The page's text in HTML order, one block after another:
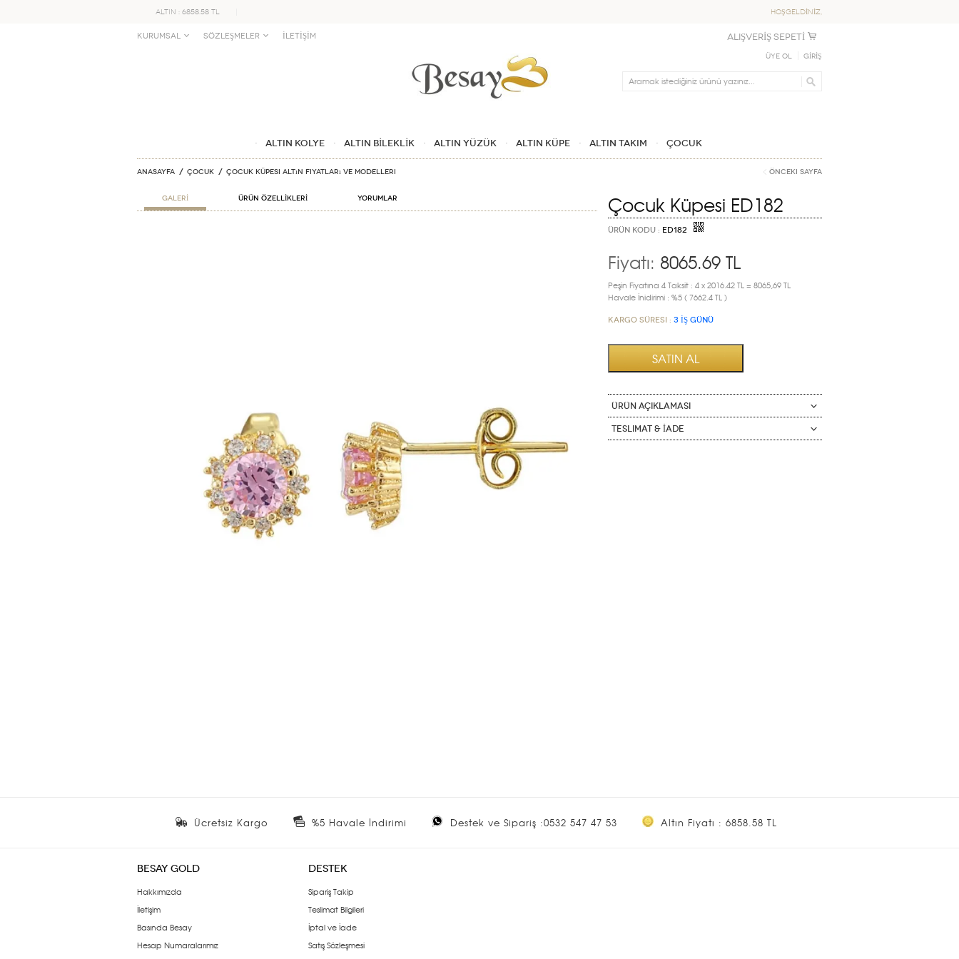
ALTIN : 6858.58 TL HOŞGELDİNİZ,
KURUMSAL SÖZLEŞMELER İLETİŞİM ALIŞVERİŞ SEPETİ
Üye Ol GİRİŞ
Ara
ALTIN KOLYE ALTIN BİLEKLİK ALTIN YÜZÜK ALTIN KÜPE ALTIN TAKIM ÇOCUK
Anasayfa ÇOCUK Çocuk Küpesi Altın Fiyatları ve Modelleri Önceki Sayfa
GALERİ ÜRÜN ÖZELLİKLERİ Yorumlar Çocuk Küpesi ED182
ÜRÜN KODU : ED182
Fiyatı: 8065.69 TL
Peşin Fiyatına 4 Taksit : 4 x 2016.42 TL = 8065,69 TL
Havale İnidirimi : %5 ( 7662.4 TL )
Kargo Süresi : 3 İŞ GÜNÜ
ÜRÜN AÇIKLAMASI
Teslimat & İade
Ücretsiz Kargo %5 Havale İndirimi Destek ve Sipariş :0532 547 47 53 Altın Fiyatı : 6858.58 TL
BESAY GOLD
Hakkımızda
İletişim
Basında Besay
Hesap Numaralarımız
DESTEK
Sipariş Takip
Teslimat Bilgileri
İptal ve İade
Satış Sözleşmesi